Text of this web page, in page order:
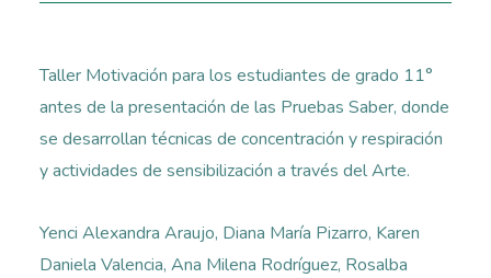
Taller Motivación para los estudiantes de grado 11°
antes de la presentación de las Pruebas Saber, donde
se desarrollan técnicas de concentración y respiración
y actividades de sensibilización a través del Arte.
Yenci Alexandra Araujo, Diana María Pizarro, Karen
Daniela Valencia, Ana Milena Rodríguez, Rosalba